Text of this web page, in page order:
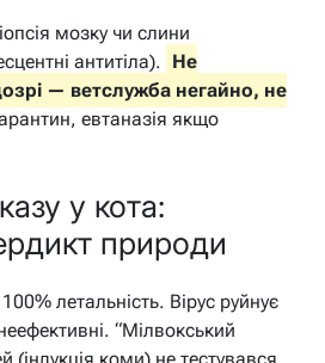
мозку чи слини
антитіла). Не
— ветслужба негайно, не
евтаназія якщо
у кота:
природи
летальність. Вірус руйнує
“Мілвокський